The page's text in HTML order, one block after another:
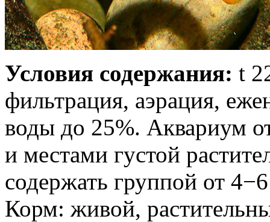
Условия содержания: t
фильтрация, аэрация,
воды до 25%. Аквариум
и местами густой
содержать группой от
Корм: живой,